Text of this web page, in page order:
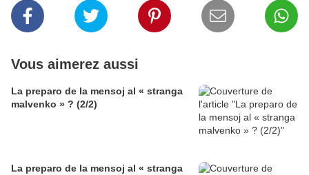
Vous aimerez aussi
La preparo de la mensoj al « stranga
malvenko » ? (2/2)
La preparo de la mensoj al « stranga